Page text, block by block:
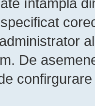
De